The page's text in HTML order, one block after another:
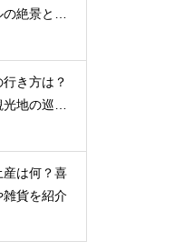
絶景と隠
き方は？
地の巡り
産は何？喜
雑貨を紹介